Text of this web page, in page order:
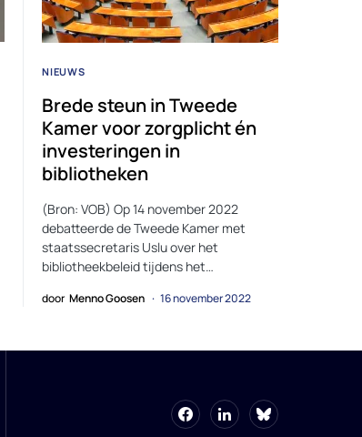
NIEUWS
Brede steun in Tweede
Kamer voor zorgplicht én
investeringen in
bibliotheken
(Bron: VOB) Op 14 november 2022
debatteerde de Tweede Kamer met
staatssecretaris Uslu over het
bibliotheekbeleid tijdens het…
door Menno Goosen 16 november 2022